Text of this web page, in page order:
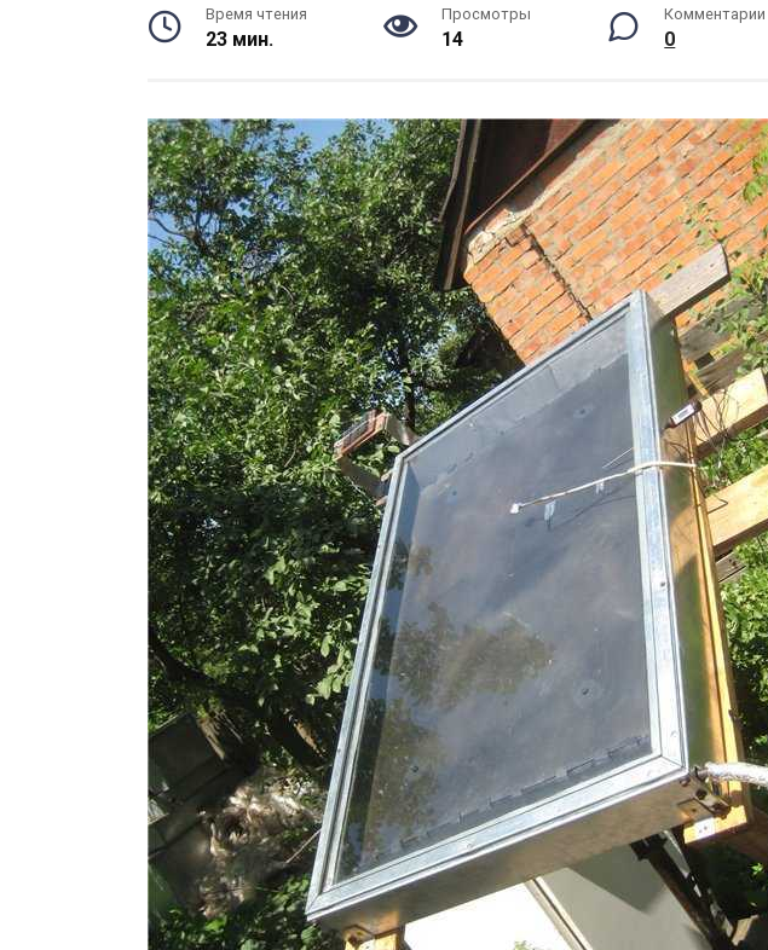
Время чтения
23 мин.
Просмотры
14
Комментарии
0